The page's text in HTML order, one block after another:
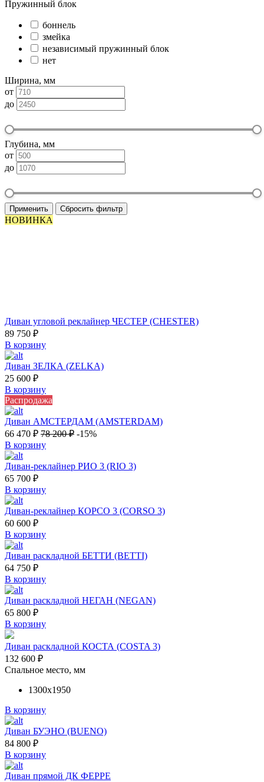
Пружинный блок
боннель
змейка
независимый пружинный блок
нет
Ширина, мм
от
до
Глубина, мм
от
до
Применить Сбросить фильтр
НОВИНКА
Диван угловой реклайнер ЧЕСТЕР (CHESTER)
89 750 ₽
В корзину
Диван ЗЕЛКА (ZELKA)
25 600 ₽
В корзину
Распродажа
Диван АМСТЕРДАМ (AMSTERDAM)
66 470 ₽ 78 200₽ -15%
В корзину
Диван-реклайнер РИО 3 (RIO 3)
65 700 ₽
В корзину
Диван-реклайнер КОРСО 3 (CORSO 3)
60 600 ₽
В корзину
Диван раскладной БЕТТИ (BETTI)
64 750 ₽
В корзину
Диван раскладной НЕГАН (NEGAN)
65 800 ₽
В корзину
Диван раскладной КОСТА (COSTA 3)
132 600 ₽
Спальное место, мм
1300х1950
В корзину
Диван БУЭНО (BUENO)
84 800 ₽
В корзину
Диван прямой ДК ФЕРРЕ